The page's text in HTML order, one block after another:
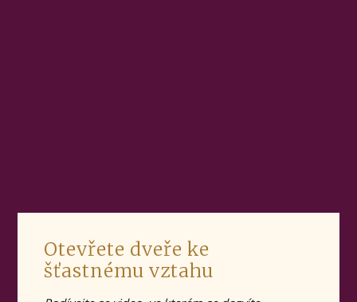
Otevřete dveře ke
šťastnému vztahu